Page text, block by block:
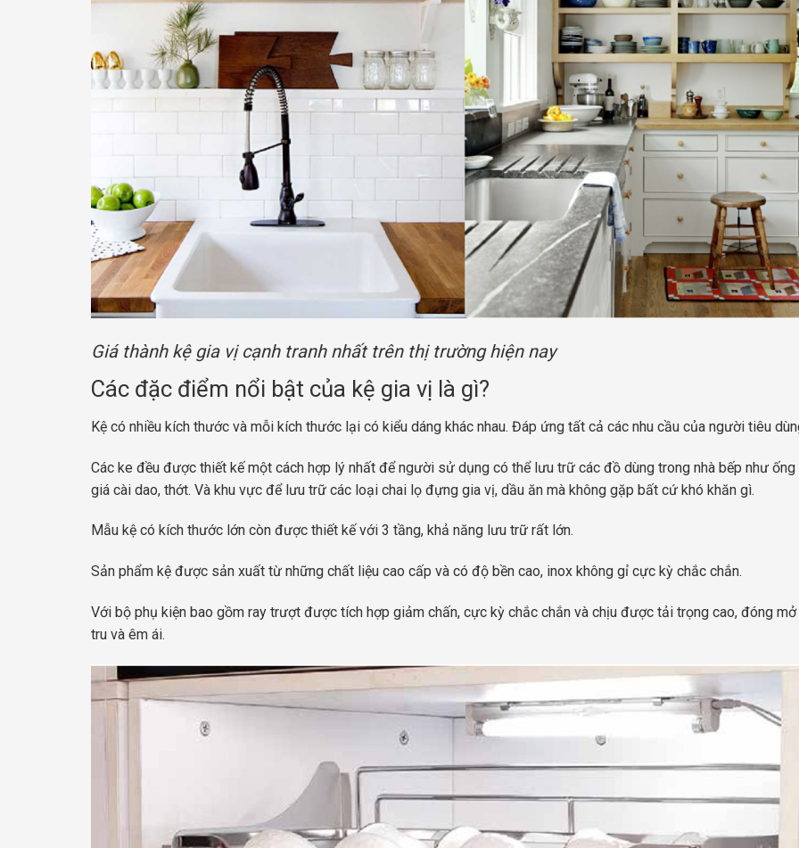
Giá thành kệ gia vị cạnh tranh nhất trên thị trường hiện nay
Các đặc điểm nổi bật của kệ gia vị là gì?
Kệ có nhiều kích thước và mỗi kích thước lại có kiểu dáng khác nhau. Đáp ứng tất cả các nhu cầu của người tiêu
Các ke đều được thiết kế một cách hợp lý nhất để người sử dụng có thể lưu trữ các đồ dùng trong nhà bếp như ống
giá cài dao, thớt. Và khu vực để lưu trữ các loại chai lọ đựng gia vị, dầu ăn mà không gặp bất cứ khó khăn gì.
Mẫu kệ có kích thước lớn còn được thiết kế với 3 tầng, khả năng lưu trữ rất lớn.
Sản phẩm kệ được sản xuất từ những chất liệu cao cấp và có độ bền cao, inox không gỉ cực kỳ chắc chắn.
Với bộ phụ kiện bao gồm ray trượt được tích hợp giảm chấn, cực kỳ chắc chắn và chịu được tải trọng cao, đóng
tru và êm ái.